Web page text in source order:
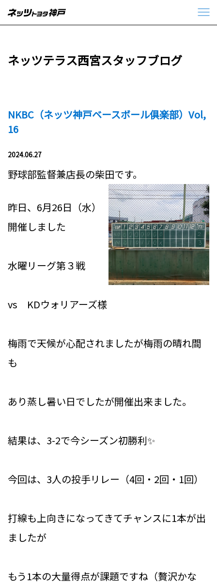
ネッツテラス西宮スタッフブログ
NKBC（ネッツ神戸ベースボール俱楽部）Vol,
16
2024.06.27
野球部監督兼店長の柴田です。
昨日、6月26日（水）
開催しました
水曜リーグ第３戦
vs KDウォリアーズ様
梅雨で天候が心配されましたが梅雨の晴れ間
も
あり蒸し暑い日でしたが開催出来ました。
結果は、3-2で今シーズン初勝利✨
今回は、3人の投手リレー（4回・2回・1回）
打線も上向きになってきてチャンスに1本が出
ましたが
もう1本の大量得点が課題ですね（贅沢かな